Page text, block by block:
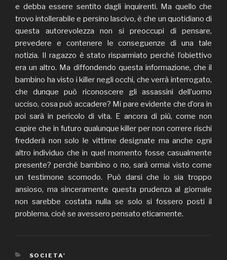
e debba essere sentito dagli inquirenti. Ma quello che
trovo intollerabile e persino lascivo, è che un quotidiano di
questa autorevolezza non si preoccupi di pensare,
prevedere e contenere le conseguenze di una tale
notizia. Il ragazzo è stato risparmiato perché l’obiettivo
era un altro. Ma diffondendo questa informazione, che il
bambino ha visto i killer negli occhi, che verrà interrogato,
che dunque può riconoscere gli assassini dell’uomo
ucciso, cosa può accadere? Mi pare evidente che d’ora in
poi sarà in pericolo di vita. E ancora di più, come non
capire che in futuro qualunque killer per non correre rischi
fredderà non solo le vittime designate ma anche ogni
altro individuo che in quel momento fosse casualmente
presente? perché bambino o no, sarà ormai visto come
un testimone scomodo. Può darsi che io sia troppo
ansioso, ma sinceramente questa prudenza al giornale
non sarebbe costata nulla se solo si fossero posti il
problema, cioè se avessero pensato eticamente.
CATEGORIE
SOCIETA'